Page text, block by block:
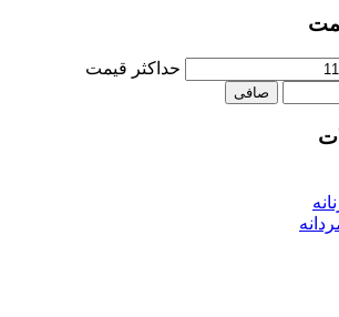
حداكثر قيمت